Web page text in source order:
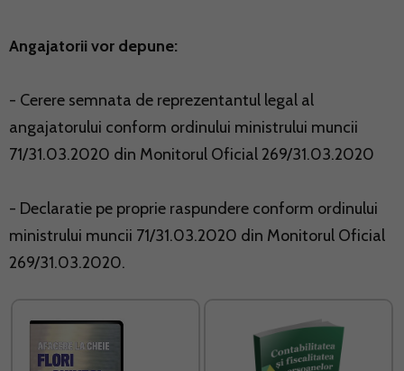
Angajatorii vor depune:
- Cerere semnata de reprezentantul legal al
angajatorului conform ordinului ministrului muncii
71/31.03.2020 din Monitorul Oficial 269/31.03.2020
- Declaratie pe proprie raspundere conform ordinului
ministrului muncii 71/31.03.2020 din Monitorul Oficial
269/31.03.2020.